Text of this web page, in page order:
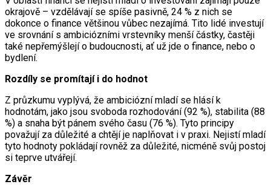
okrajově – vzdělávají se spíše pasivně, 24 % z nich se
dokonce o finance většinou vůbec nezajímá. Tito lidé investují
ve srovnání s ambiciózními vrstevníky menší částky, častěji
také nepřemýšlejí o budoucnosti, ať už jde o finance, nebo o
bydlení.
Rozdíly se promítají i do hodnot
Z průzkumu vyplývá, že ambiciózní mladí se hlásí k
hodnotám, jako jsou svoboda rozhodování (92 %), stabilita (88
%) a snaha být pánem svého času (76 %). Tyto principy
považují za důležité a chtějí je naplňovat i v praxi. Nejistí mladí
tyto hodnoty pokládají rovněž za důležité, nicméně svůj postoj
si teprve utvářejí.
Závěr